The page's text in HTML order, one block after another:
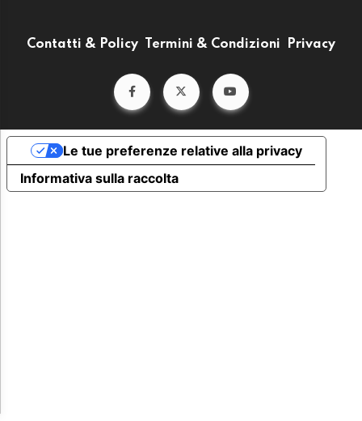
Contatti & Policy Termini & Condizioni Privacy
Informativa sulla raccolta
Le tue preferenze relative alla privacy